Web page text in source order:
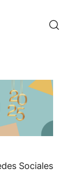
Sociales